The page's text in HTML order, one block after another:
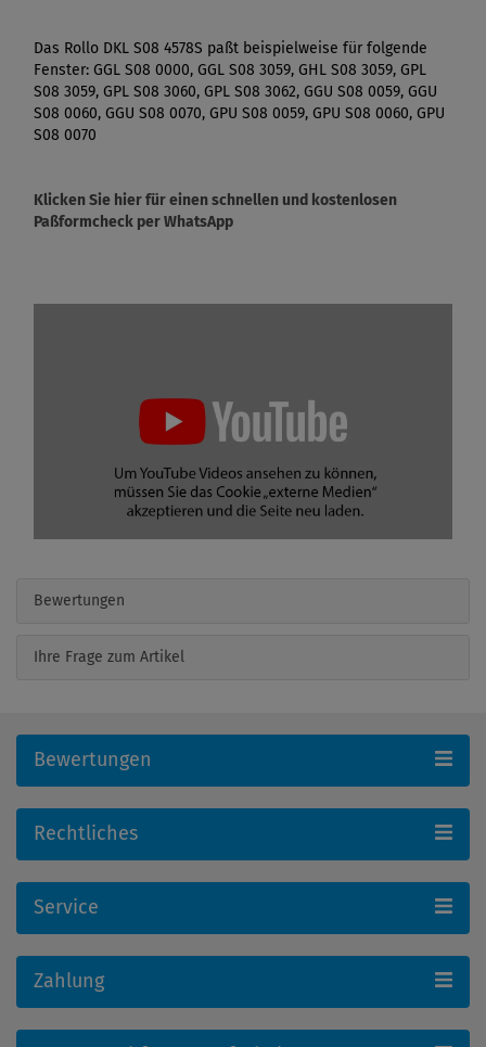
Das Rollo DKL S08 4578S paßt beispielweise für folgende
Fenster: GGL S08 0000, GGL S08 3059, GHL S08 3059, GPL
S08 3059, GPL S08 3060, GPL S08 3062, GGU S08 0059, GGU
S08 0060, GGU S08 0070, GPU S08 0059, GPU S08 0060, GPU
S08 0070
Klicken Sie hier für einen schnellen und kostenlosen
Paßformcheck per WhatsApp
Bewertungen
Ihre Frage zum Artikel
Bewertungen
Rechtliches
Service
Zahlung